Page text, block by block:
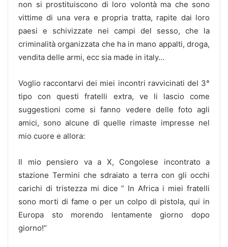
non si prostituiscono di loro volontà ma che sono
vittime di una vera e propria tratta, rapite dai loro
paesi e schivizzate nei campi del sesso, che la
criminalità organizzata che ha in mano appalti, droga,
vendita delle armi, ecc sia made in italy…
Voglio raccontarvi dei miei incontri ravvicinati del 3°
tipo con questi fratelli extra, ve li lascio come
suggestioni come si fanno vedere delle foto agli
amici, sono alcune di quelle rimaste impresse nel
mio cuore e allora:
Il mio pensiero va a X, Congolese incontrato a
stazione Termini che sdraiato a terra con gli occhi
carichi di tristezza mi dice ” In Africa i miei fratelli
sono morti di fame o per un colpo di pistola, qui in
Europa sto morendo lentamente giorno dopo
giorno!”